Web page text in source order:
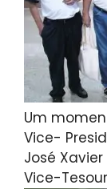
Um
Vice-
José
Vice-